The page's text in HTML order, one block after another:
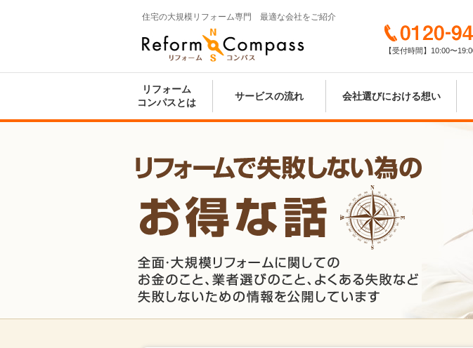
住宅の大規模リフォーム専門 最適な会社をご紹介
ス
0120-949-584
【受付時間】10:00〜
リフォーム
コンパスとは
サービスの流れ 会社選びにおける想い